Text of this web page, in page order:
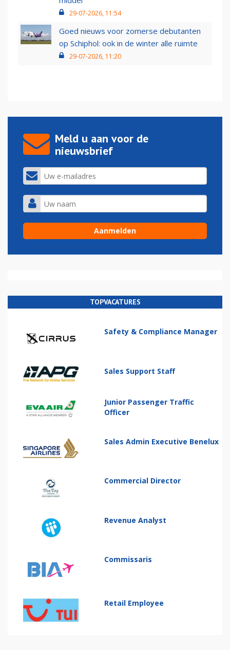
29-07-2026, 11:54
Goed nieuws voor zomerse debutanten
op Schiphol: ook in de winter alle ruimte
29-07-2026, 11:20
Meld u aan voor de
nieuwsbrief
TOPVACATURES
Safety & Compliance Manager
Sales Support Staff
Junior Passenger Traffic
Officer
Sales Admin Executive Benelux
Commercial Director
Revenue Analyst
Commissaris
Retail Employee